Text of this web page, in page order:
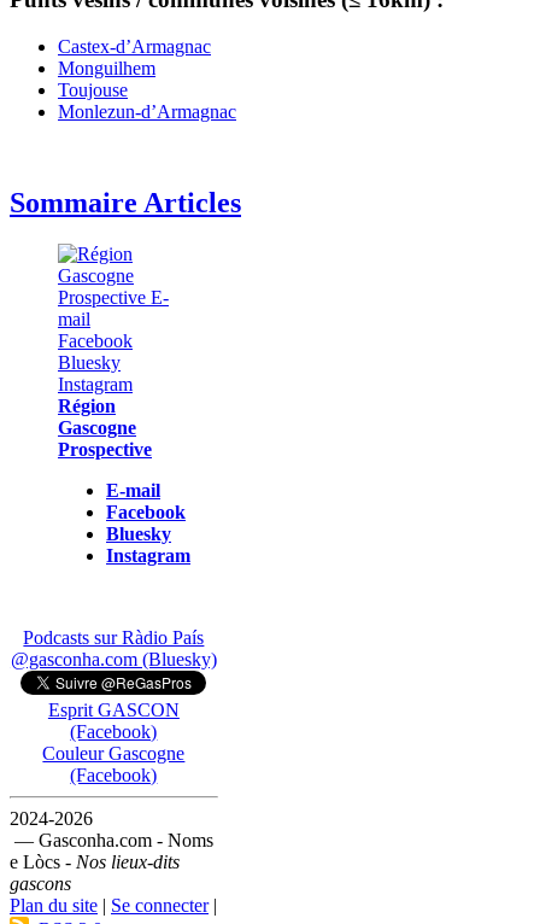
Castex-d’Armagnac
Monguilhem
Toujouse
Monlezun-d’Armagnac
Sommaire Articles
Région
Gascogne
Prospective
E-mail
Facebook
Bluesky
Instagram
Podcasts sur Ràdio País
@gasconha.com (Bluesky)
Esprit GASCON
(Facebook)
Couleur Gascogne
(Facebook)
2024-2026
— Gasconha.com - Noms
e Lòcs - Nos lieux-dits
gascons
Plan du site | Se connecter|